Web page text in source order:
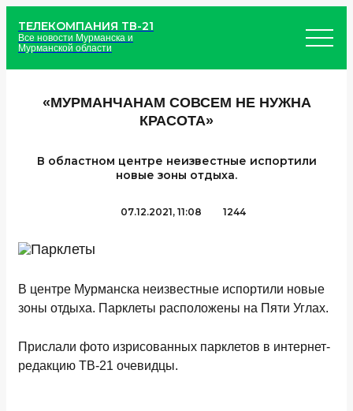
ТЕЛЕКОМПАНИЯ ТВ-21
Все новости Мурманска и
Мурманской области
«МУРМАНЧАНАМ СОВСЕМ НЕ НУЖНА
КРАСОТА»
В областном центре неизвестные испортили
новые зоны отдыха.
07.12.2021, 11:08 1244
В центре Мурманска неизвестные испортили новые
зоны отдыха. Парклеты расположены на Пяти Углах.
Прислали фото изрисованных парклетов в интернет-
редакцию ТВ-21 очевидцы.